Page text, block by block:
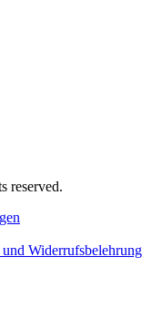
reserved.
Widerrufsbelehrung